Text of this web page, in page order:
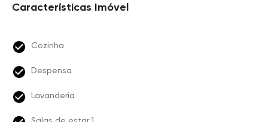
Características Imóvel
Cozinha
Despensa
Lavanderia